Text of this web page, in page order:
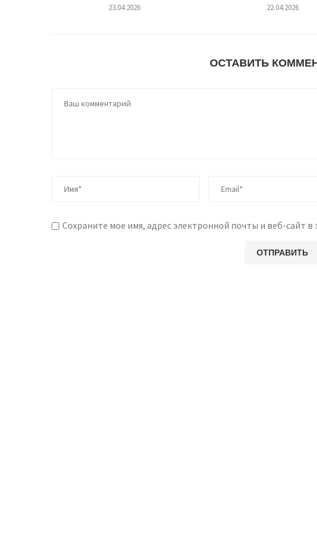
23.04.2026 22.04.2026
ОСТАВИТЬ
Сохраните мое имя, адрес электронной почты и веб-сайт